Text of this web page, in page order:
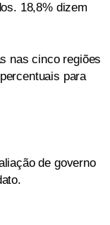
18,8% dizem
nas cinco regiões
para
de governo